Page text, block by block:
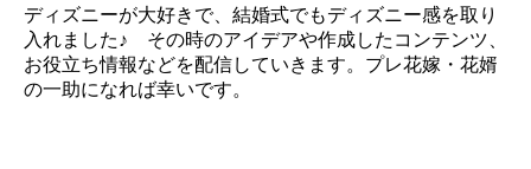
ディズニーが大好きで、結婚式でもディズニー感を取り
入れました♪ その時のアイデアや作成したコンテンツ、
お役立ち情報などを配信していきます。プレ花嫁・花婿
の一助になれば幸いです。